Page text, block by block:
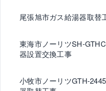
尾張旭市ガス給湯器取替
東海市ノーリツSH-
器設置交換工事
小牧市ノーリツGTH-